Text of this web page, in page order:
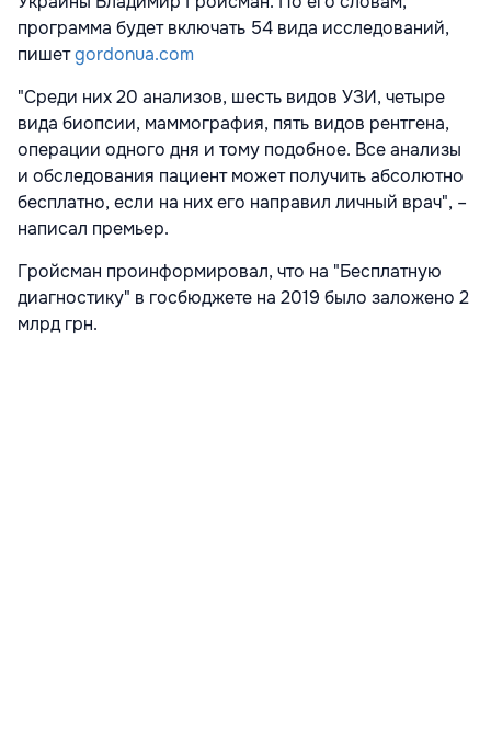
программа будет включать 54 вида исследований,
пишетgordonua.com
"Среди них 20 анализов, шесть видов УЗИ, четыре
вида биопсии, маммография, пять видов рентгена,
операции одного дня и тому подобное. Все анализы
и обследования пациент может получить абсолютно
бесплатно, если на них его направил личный врач", –
написал премьер.
Гройсман проинформировал, что на "Бесплатную
диагностику" в госбюджете на 2019 было заложено 2
млрд грн.